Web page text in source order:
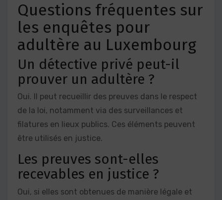
Questions fréquentes sur
les enquêtes pour
adultère au Luxembourg
Un détective privé peut-il
prouver un adultère ?
Oui. Il peut recueillir des preuves dans le respect
de la loi, notamment via des surveillances et
filatures en lieux publics. Ces éléments peuvent
être utilisés en justice.
Les preuves sont-elles
recevables en justice ?
Oui, si elles sont obtenues de manière légale et